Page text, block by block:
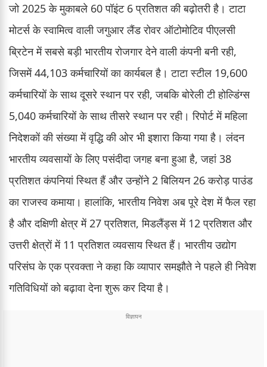
जो 2025 के मुकाबले 60 पॉइंट 6 प्रतिशत की बढ़ोतरी है। टाटा
मोटर्स के स्वामित्व वाली जगुआर लैंड रोवर ऑटोमोटिव पीएलसी
ब्रिटेन में सबसे बड़ी भारतीय रोजगार देने वाली कंपनी बनी रही,
जिसमें 44,103 कर्मचारियों का कार्यबल है। टाटा स्टील 19,600
कर्मचारियों के साथ दूसरे स्थान पर रही, जबकि बोरेली टी होल्डिंग्स
5,040 कर्मचारियों के साथ तीसरे स्थान पर रही। रिपोर्ट में महिला
निदेशकों की संख्या में वृद्धि की ओर भी इशारा किया गया है। लंदन
भारतीय व्यवसायों के लिए पसंदीदा जगह बना हुआ है, जहां 38
प्रतिशत कंपनियां स्थित हैं और उन्होंने 2 बिलियन 26 करोड़ पाउंड
का राजस्व कमाया। हालांकि, भारतीय निवेश अब पूरे देश में फैल रहा
है और दक्षिणी क्षेत्र में 27 प्रतिशत, मिडलैंड्स में 12 प्रतिशत और
उत्तरी क्षेत्रों में 11 प्रतिशत व्यवसाय स्थित हैं। भारतीय उद्योग
परिसंघ के एक प्रवक्ता ने कहा कि व्यापार समझौते ने पहले ही निवेश
गतिविधियों को बढ़ावा देना शुरू कर दिया है।